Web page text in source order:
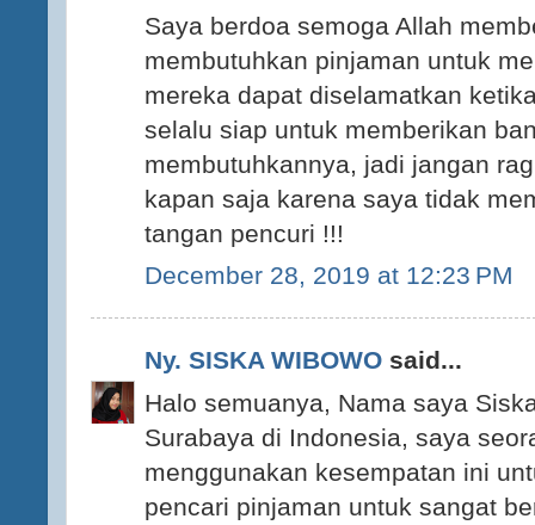
Saya berdoa semoga Allah
membutuhkan pinjaman untuk
mereka dapat diselamatkan
selalu siap untuk memberikan
membutuhkannya, jadi jangan
kapan saja karena saya tidak
tangan pencuri !!!
December 28, 2019 at 12:23 PM
Ny. SISKA WIBOWO said...
Halo semuanya, Nama saya
Surabaya di Indonesia, saya
menggunakan kesempatan ini
pencari pinjaman untuk sangat